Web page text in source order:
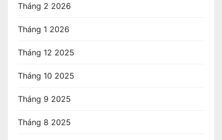
ế
t
Tháng 2 2026
Tháng 1 2026
Tháng 12 2025
Tháng 10 2025
Tháng 9 2025
Tháng 8 2025